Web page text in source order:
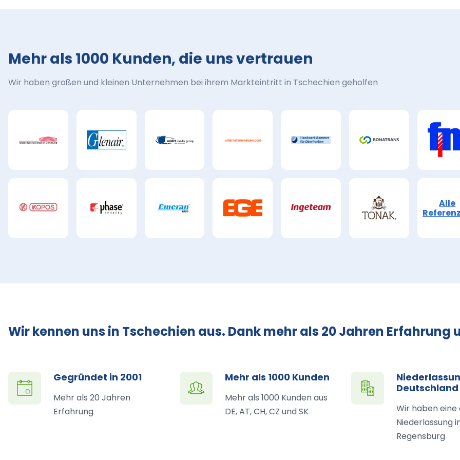
Mehr als 1000 Kunden, die uns vertrauen
Wir haben großen und kleinen Unternehmen bei ihrem Markteintritt in Tschechien geholfen
Alle
Wir kennen uns in Tschechien aus. Dank mehr als 20 Jahren
Gegründet in 2001
Mehr als 20 Jahren
Erfahrung
Mehr als 1000 Kunden
Mehr als 1000 Kunden aus
DE, AT, CH, CZ und SK
Deutschland
Wir haben eine
Niederlassung
Regensburg